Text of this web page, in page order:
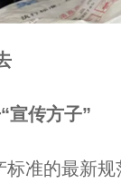
传方子”
准的最新规